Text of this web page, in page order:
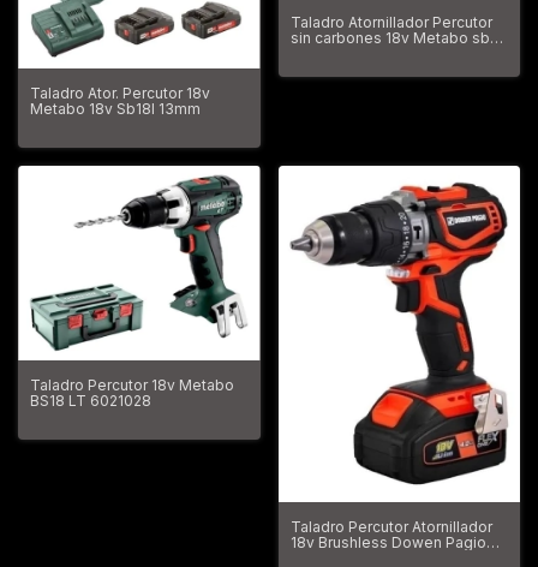
Taladro Ator. Percutor 18v
Metabo 18v Sb18l 13mm
Taladro Atornillador Percutor
sin carbones 18v Metabo sb
Taladro Percutor 18v Metabo
BS18 LT 6021028
Taladro Percutor Atornillador
18v Brushless Dowen Pagio